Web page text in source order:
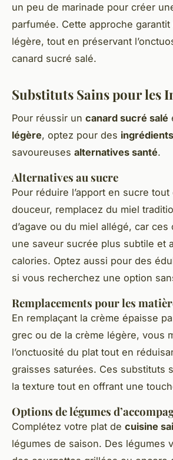
un peu de marinade pour créer
parfumée. Cette approche
légère, tout en préservant
canard sucré salé.
Substituts Sains pour les
Pour réussir un canard sucré salé
légère, optez pour des
savoureuses alternatives santé.
Alternatives au sucre
Pour réduire l’apport en sucre
douceur, remplacez du miel
d’agave ou du miel allégé, car
une saveur sucrée plus subtile et
calories. Optez aussi pour des
si vous recherchez une option
Remplacements pour les
En remplaçant la crème épaisse
grec ou de la crème légère, vous
l’onctuosité du plat tout en
graisses saturées. Ces substituts
la texture tout en offrant une
Options de légumes
Complétez votre plat de cuisine
légumes de saison. Des légumes